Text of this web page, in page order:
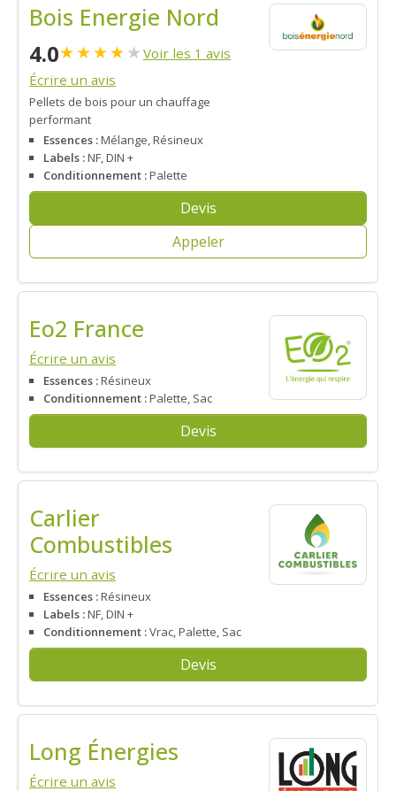
Bois Energie Nord
4.0★★★★★ Voir les 1 avis
Écrire un avis
Pellets de bois pour un chauffage
performant
Essences :Mélange, Résineux
Labels :NF, DIN +
Conditionnement :Palette
Devis
Appeler
Eo2 France
Écrire un avis
Essences :Résineux
Conditionnement :Palette, Sac
Devis
Carlier
Combustibles
Écrire un avis
Essences :Résineux
Labels :NF, DIN +
Conditionnement :Vrac, Palette, Sac
Devis
Long Énergies
Écrire un avis